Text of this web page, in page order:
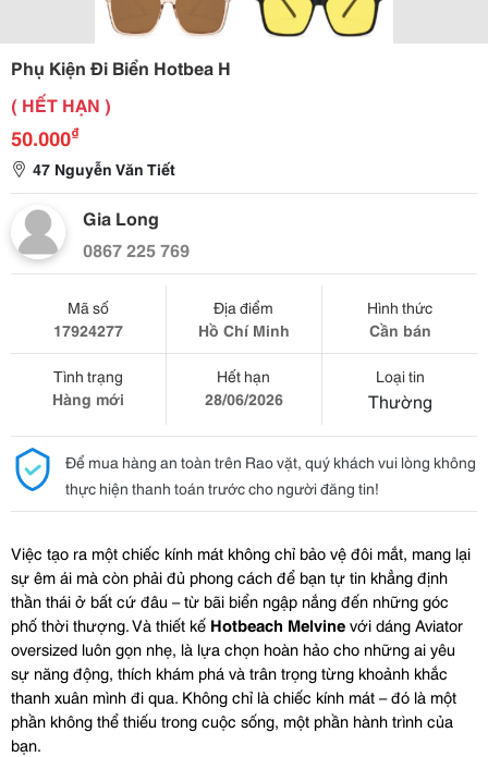
Phụ Kiện Đi Biển Hotbea H
( HẾT HẠN )
50.000₫
47 Nguyễn Văn Tiết
Gia Long
0867 225 769
Mã số
17924277
Địa điểm
Hồ Chí Minh
Hình thức
Cần bán
Tình trạng
Hàng mới
Hết hạn
28/06/2026
Loại tin
Thường
Để mua hàng an toàn trên Rao vặt, quý khách vui lòng không
thực hiện thanh toán trước cho người đăng tin!
Việc tạo ra một chiếc kính mát không chỉ bảo vệ đôi mắt, mang lại
sự êm ái mà còn phải đủ phong cách để bạn tự tin khẳng định
thần thái ở bất cứ đâu – từ bãi biển ngập nắng đến những góc
phố thời thượng. Và thiết kế Hotbeach Melvine với dáng Aviator
oversized luôn gọn nhẹ, là lựa chọn hoàn hảo cho những ai yêu
sự năng động, thích khám phá và trân trọng từng khoảnh khắc
thanh xuân mình đi qua. Không chỉ là chiếc kính mát – đó là một
phần không thể thiếu trong cuộc sống, một phần hành trình của
bạn.